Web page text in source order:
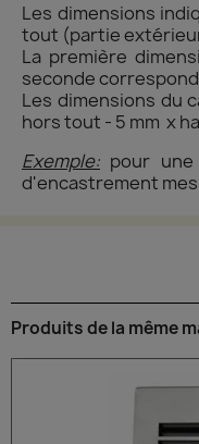
Les dimensions
tout (partie
La première
seconde
Les dimensions du
hors tout - 5 mm x
Exemple: pour
d'encastrement
Produits de la même